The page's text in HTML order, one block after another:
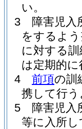
い。
3
障害児入
をするよ
に対する
は定期的
4
前項の訓
携して行
5
障害児入
等に入所